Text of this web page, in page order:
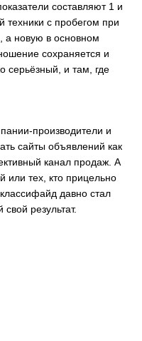
составляют 1 и
техники с пробегом при
а новую в основном
сохраняется и
серьёзный, и там, где
производители и
сайты объявлений как
канал продаж. А
или тех, кто прицельно
давно стал
результат.